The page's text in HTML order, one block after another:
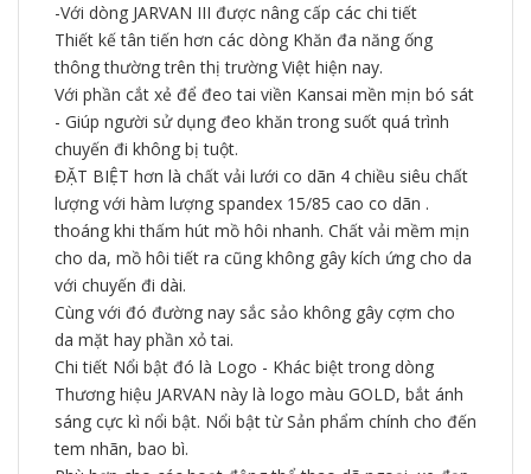
-Với dòng JARVAN III được nâng cấp các chi tiết
Thiết kế tân tiến hơn các dòng Khăn đa năng ống
thông thường trên thị trường Việt hiện nay.
Với phần cắt xẻ để đeo tai viền Kansai mền mịn bó sát
- Giúp người sử dụng đeo khăn trong suốt quá trình
chuyến đi không bị tuột.
ĐẶT BIỆT hơn là chất vải lưới co dãn 4 chiều siêu chất
lượng với hàm lượng spandex 15/85 cao co dãn .
thoáng khi thấm hút mồ hôi nhanh. Chất vải mềm mịn
cho da, mồ hôi tiết ra cũng không gây kích ứng cho da
với chuyến đi dài.
Cùng với đó đường nay sắc sảo không gây cợm cho
da mặt hay phần xỏ tai.
Chi tiết Nổi bật đó là Logo - Khác biệt trong dòng
Thương hiệu JARVAN này là logo màu GOLD, bắt ánh
sáng cực kì nổi bật. Nổi bật từ Sản phẩm chính cho đến
tem nhãn, bao bì.